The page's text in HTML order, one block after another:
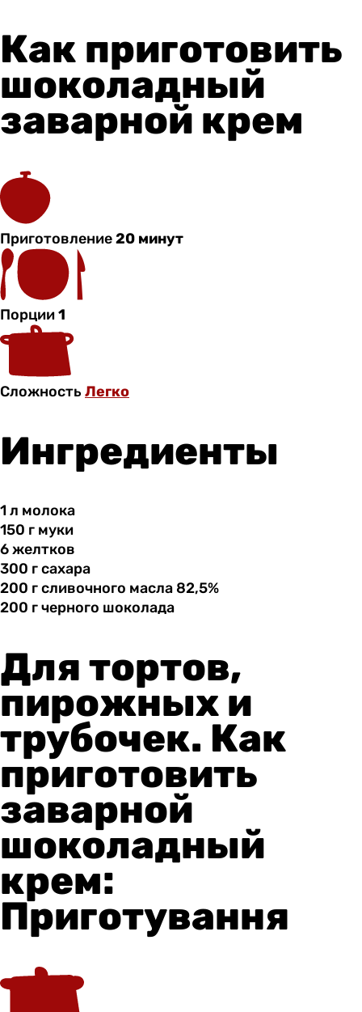
Как приготовить
шоколадный
заварной крем
Приготовление20 минут
Порции1
Сложность Легко
Ингредиенты
1 л молока
150 г муки
6 желтков
300 гсахара
200 гсливочного масла 82,5%
200 гчерного шоколада
Для тортов,
пирожных и
трубочек. Как
приготовить
заварной
шоколадный
крем:
Приготування